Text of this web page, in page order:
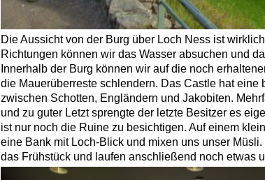
Die Aussicht von der Burg über Loch Ness ist
Richtungen können wir das Wasser absuchen und
Innerhalb der Burg können wir auf die noch
die Mauerüberreste schlendern. Das Castle hat eine
zwischen Schotten, Engländern und Jakobiten.
und zu guter Letzt sprengte der letzte Besitzer es
ist nur noch die Ruine zu besichtigen. Auf einem
eine Bank mit Loch-Blick und mixen uns unser
das Frühstück und laufen anschließend noch etwas